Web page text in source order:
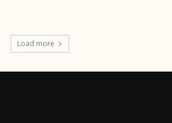
Load more